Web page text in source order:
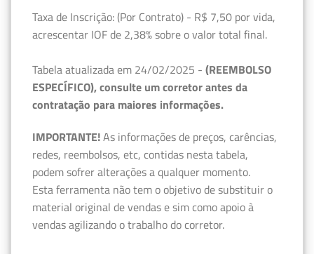
Taxa de Inscrição: (Por Contrato) - R$ 7,50 por vida,
acrescentar IOF de 2,38% sobre o valor total final.
Tabela atualizada em 24/02/2025 - (REEMBOLSO
ESPECÍFICO), consulte um corretor antes da
contratação para maiores informações.
IMPORTANTE!As informações de preços, carências,
redes, reembolsos, etc, contidas nesta tabela,
podem sofrer alterações a qualquer momento.
Esta ferramenta não tem o objetivo de substituir o
material original de vendas e sim como apoio à
vendas agilizando o trabalho do corretor.